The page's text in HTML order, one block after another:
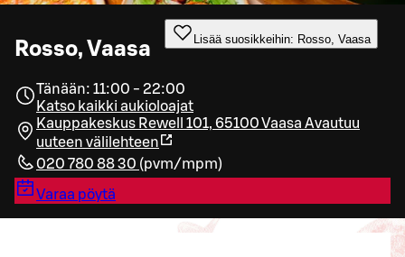
Rosso, Vaasa Lisää suosikkeihin: Rosso, Vaasa
Tänään: 11:00 - 22:00
Katso kaikki aukioloajat
Kauppakeskus Rewell 101, 65100 Vaasa Avautuu
uuteen välilehteen
020 780 88 30 (pvm/mpm)
Varaa pöytä